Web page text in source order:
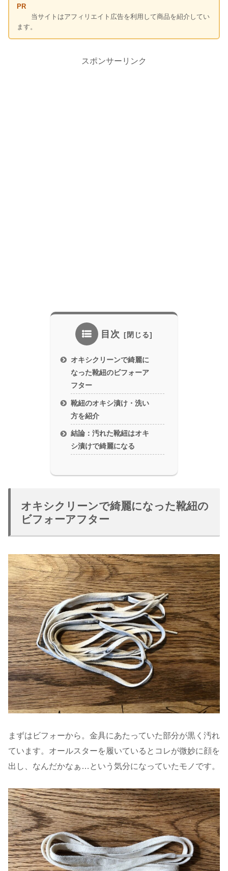
PR
当サイトはアフィリエイト広告を利用して商品を紹介してい
ます。
スポンサーリンク
目次
オキシクリーンで綺麗に
なった靴紐のビフォーア
フター
靴紐のオキシ漬け・洗い
方を紹介
結論：汚れた靴紐はオキ
シ漬けで綺麗になる
オキシクリーンで綺麗になった靴紐の
ビフォーアフター
まずはビフォーから。金具にあたっていた部分が黒く汚れ
ています。オールスターを履いているとコレが微妙に顔を
出し、なんだかなぁ…という気分になっていたモノです。